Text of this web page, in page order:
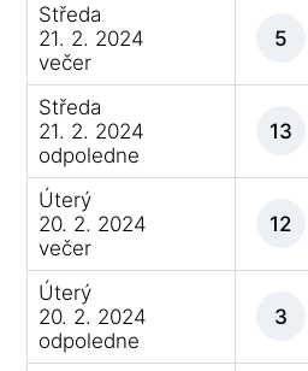
Středa
21. 2. 2024
večer
5
Středa
21. 2. 2024
odpoledne
13
Úterý
20. 2. 2024
večer
12
Úterý
20. 2. 2024
odpoledne
3